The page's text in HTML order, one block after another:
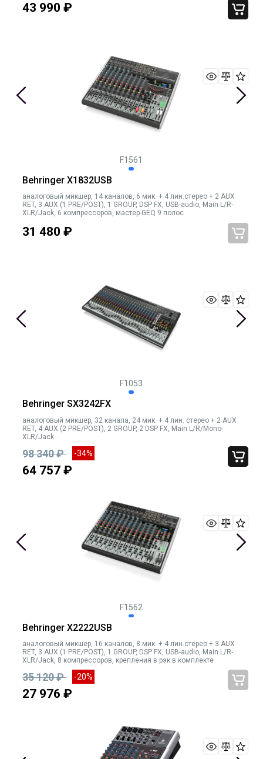
43 990 ₽
F1561
Behringer X1832USB
аналоговый микшер, 14 каналов, 6 мик. + 4 лин.стерео + 2 AUX
RET, 3 AUX (1 PRE/POST), 1 GROUP, DSP FX, USB-audio, Main L/R-
XLR/Jack, 6 компрессоров, мастер-GEQ 9 полос
31 480 ₽
F1053
Behringer SX3242FX
аналоговый микшер, 32 канала, 24 мик. + 4 лин. cтерео + 2 AUX
RET, 4 AUX (2 PRE/POST), 2 GROUP, 2 DSP FX, Main L/R/Mono-
XLR/Jack
98 340 ₽ -34%
64 757 ₽
F1562
Behringer X2222USB
аналоговый микшер, 16 каналов, 8 мик. + 4 лин.стерео + 3 AUX
RET, 3 AUX (1 PRE/POST), 1 GROUP, DSP FX, USB-audio, Main L/R-
XLR/Jack, 8 компрессоров, крепления в рэк в комплекте
35 120 ₽ -20%
27 976 ₽